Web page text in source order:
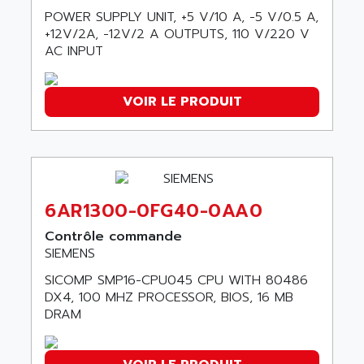
SMC 25 et SMC 35
SMC25 et SMC35
SMC25
PB400
984 SERIE
SIMODRIVE
C350
15N
AC SMARTMOTION
ACARD
ACBEL
ACCESS
ACCROSSER
ACCUCELL
ACCU-SORT SYSTEMS
ACCUTRONICS
ACDC
ACEDIS
ACER
ACERIME
POWER SUPPLY UNIT, +5 V/10 A, -5 V/0.5 A,
+12V/2A, -12V/2 A OUTPUTS, 110 V/220 V
AC INPUT
VOIR LE PRODUIT
6AR1300-0FG40-0AA0
Contrôle commande
SIEMENS
SICOMP SMP16-CPU045 CPU WITH 80486
DX4, 100 MHZ PROCESSOR, BIOS, 16 MB
DRAM